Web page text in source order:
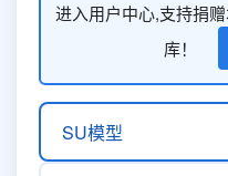
进入用户中心,支持捐
库！